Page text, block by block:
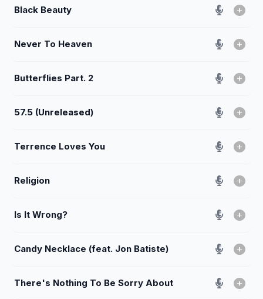
Black Beauty
Never To Heaven
Butterflies Part. 2
57.5 (Unreleased)
Terrence Loves You
Religion
Is It Wrong?
Candy Necklace (feat. Jon Batiste)
There's Nothing To Be Sorry About